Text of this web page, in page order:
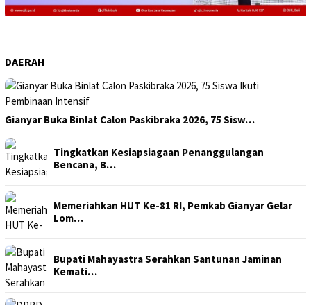
DAERAH
Gianyar Buka Binlat Calon Paskibraka 2026, 75 Sisw…
Tingkatkan Kesiapsiagaan Penanggulangan
Bencana, B…
Memeriahkan HUT Ke-81 RI, Pemkab Gianyar Gelar
Lom…
Bupati Mahayastra Serahkan Santunan Jaminan
Kemati…